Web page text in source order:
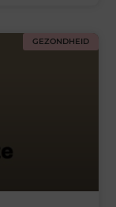
GEZONDHEID